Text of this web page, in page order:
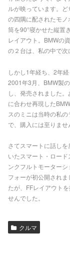
ルが映っています。
の四隅に配されたモ
筒を90°寝かせた縦置
レイアウト。BMWの
の２台は、私の中で次
しかし1年経ち、2年
2001年3月、BMW製
し、発売されました
に合わせ再現した
スのミニは当時の私
で、購入には至りませ
さてスマートに話し
いたスマート・ロー
ンクフルトモーター
フォーが初公開され
たが、FFレイアウト
せんでした。
クルマ